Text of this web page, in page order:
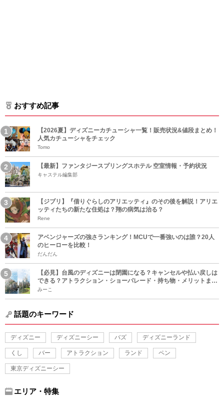
おすすめ記事
【2026夏】ディズニーカチューシャ一覧！販売状況&値段まとめ！
人気カチューシャをチェック
Tomo
【最新】ファンタジースプリングスホテル 空室情報・予約状況
キャステル編集部
【ジブリ】『借りぐらしのアリエッティ』のその後を解説！アリエ
ッティたちの新たな住処は？翔の病気は治る？
Rene
アベンジャーズの強さランキング！MCUで一番強いのは誰？20人
のヒーローを比較！
だんだん
【必見】台風のディズニーは閉園になる？キャンセルや払い戻しは
できる？アトラクション・ショーパレード・持ち物・メリットまと
め！
みーこ
話題のキーワード
ディズニー ディズニーシー バズ ディズニーランド
くし バー アトラクション ランド ペン
東京ディズニーシー
エリア・特集